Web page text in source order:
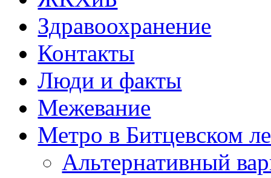
Здравоохранение
Контакты
Люди и факты
Межевание
Метро в Битцевском
Альтернативный